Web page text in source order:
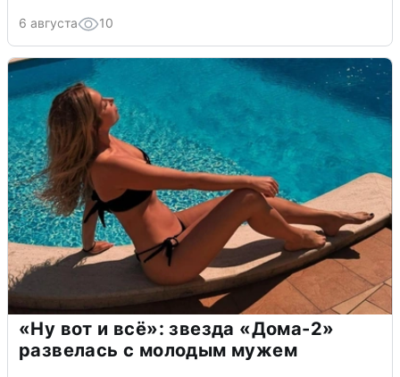
6 августа 10
«Ну вот и всё»: звезда «Дома-2»
развелась с молодым мужем